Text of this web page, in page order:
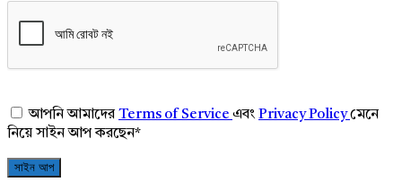
আপনি আমাদেরTerms of Service এবং Privacy Policyমেনে
নিয়ে সাইন আপ করছেন*